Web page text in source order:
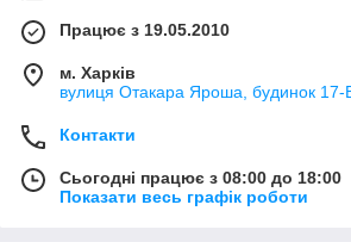
Працює з 19.05.2010
м. Харків
вулиця Отакара Яроша, будинок 17-
Контакти
Сьогодні працює з 08:00 до 18:00
Показати весь графік роботи